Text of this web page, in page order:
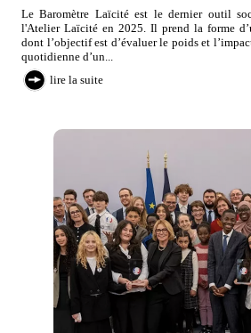
Le Baromètre Laïcité est le dernier outil
l'Atelier Laïcité en 2025. Il prend la forme
dont l’objectif est d’évaluer le poids et
quotidienne d’un...
lire la suite